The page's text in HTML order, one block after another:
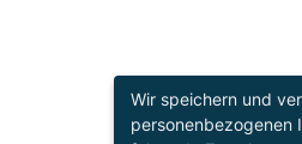
Wir speichern und
personenbezogenen